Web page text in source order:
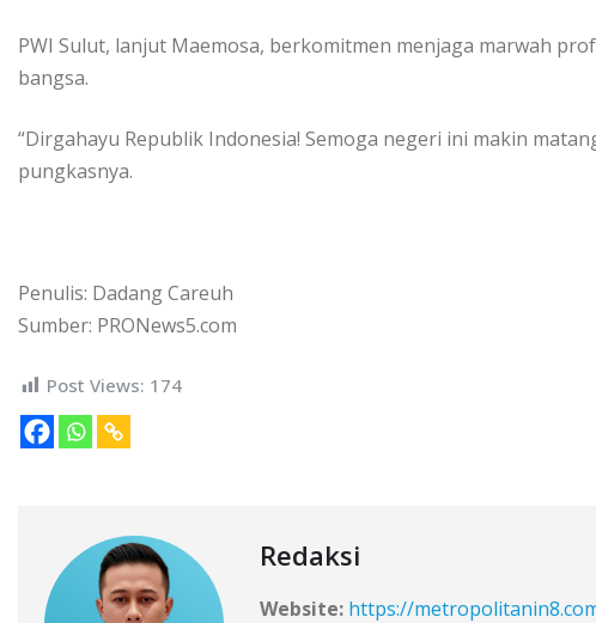
PWI Sulut, lanjut Maemosa, berkomitmen menjaga marwah
bangsa.
“Dirgahayu Republik Indonesia! Semoga negeri ini makin
pungkasnya.
Penulis: Dadang Careuh
Sumber: PRONews5.com
Post Views: 174
Redaksi
Website: https://